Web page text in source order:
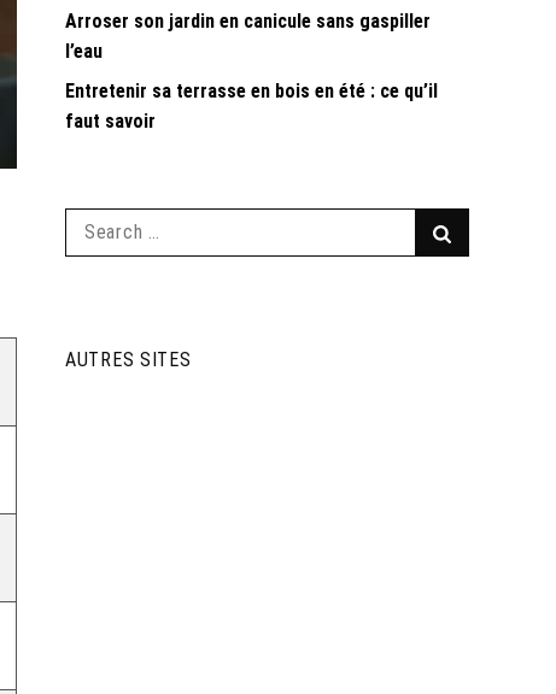
Arroser son jardin en canicule sans gaspiller
l’eau
Entretenir sa terrasse en bois en été : ce qu’il
faut savoir
Search
AUTRES SITES